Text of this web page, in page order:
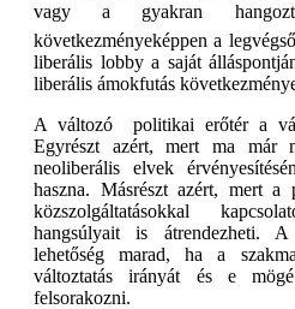
vagy a gyakran
következményeképpen a
liberális lobby a saját
liberális ámokfutás
A változó politikai erőtér a
Egyrészt azért, mert ma már
neoliberális elvek
haszna. Másrészt azért, mert a
közszolgáltatásokkal
hangsúlyait is átrendezheti.
lehetőség marad, ha a
változtatás irányát és e
felsorakozni.